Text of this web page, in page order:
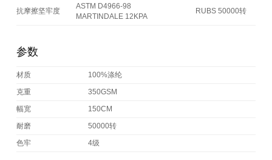
抗摩擦坚牢度
ASTM D4966-98
MARTINDALE 12KPA
RUBS 50000转
参数
材质
100%涤纶
克重
350GSM
幅宽
150CM
耐磨
50000转
色牢
4级